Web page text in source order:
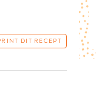
DIT RECEPT